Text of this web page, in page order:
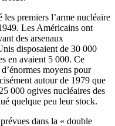
premiers l’arme nucléaire
Les Américains ont
des arsenaux
disposaient de 30 000
en avaient 5 000. Ce
moyens pour
autour de 1979 que
000 ogives nucléaires des
quelque peu leur stock.
dans la « double